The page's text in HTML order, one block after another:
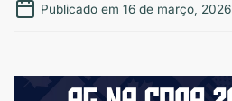
Publicado em 16 de março, 2026